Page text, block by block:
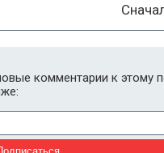
комментарии к этому